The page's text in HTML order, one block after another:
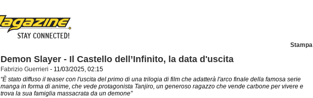
Stampa
Demon Slayer - Il Castello dell’Infinito, la data d'uscita
Fabrizio Guerrieri - 11/03/2025, 02:15
“È stato diffuso il teaser con l'uscita del primo di una trilogia di film che adatterà l'arco finale della famosa serie
manga in forma di anime, che vede protagonista Tanjiro, un generoso ragazzo che vende carbone per vivere e
trova la sua famiglia massacrata da un demone”